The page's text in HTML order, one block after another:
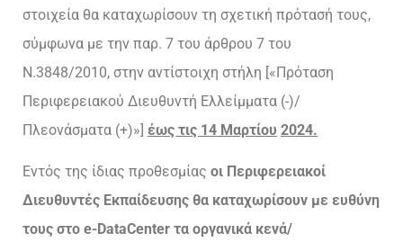
στοιχεία θα καταχωρίσουν τη σχετική πρότασή τους,
σύμφωνα με την παρ. 7 του άρθρου 7 του
Ν.3848/2010, στην αντίστοιχη στήλη [«Πρόταση
Περιφερειακού Διευθυντή Ελλείμματα (-)/
Πλεονάσματα (+)»] έως τις 14 Μαρτίου 2024.
Εντός της ίδιας προθεσμίας οι Περιφερειακοί
Διευθυντές Εκπαίδευσης θα καταχωρίσουν με ευθύνη
τους στο e-DataCenter τα οργανικά κενά/